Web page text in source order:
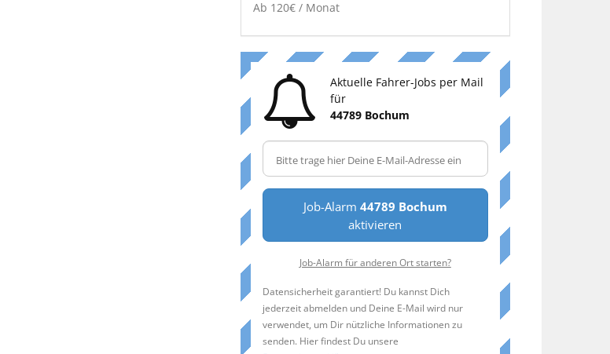
Ab 120€ / Monat
Aktuelle Fahrer-Jobs per Mail
für
44789 Bochum
Job-Alarm 44789 Bochum
aktivieren
Job-Alarm für anderen Ort starten?
Datensicherheit garantiert! Du kannst Dich
jederzeit abmelden und Deine E-Mail wird nur
verwendet, um Dir nützliche Informationen zu
senden. Hier findest Du unsere